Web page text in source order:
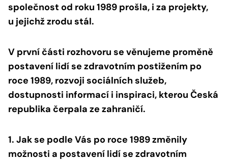
společnost od roku 1989 prošla, i za projekty,
u jejichž zrodu stál.
V první části rozhovoru se věnujeme proměně
postavení lidí se zdravotním postižením po
roce 1989, rozvoji sociálních služeb,
dostupnosti informací i inspiraci, kterou Česká
republika čerpala ze zahraničí.
1. Jak se podle Vás po roce 1989 změnily
možnosti a postavení lidí se zdravotním